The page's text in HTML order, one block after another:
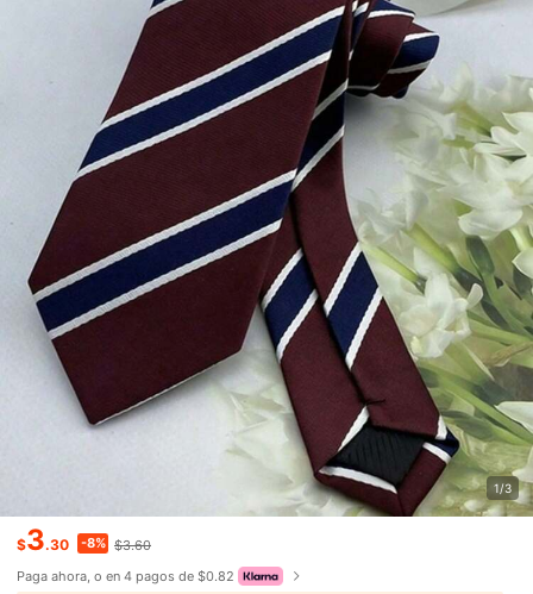
1/3
$3.30 -8% $3.60
Paga ahora, o en 4 pagos de $0.82